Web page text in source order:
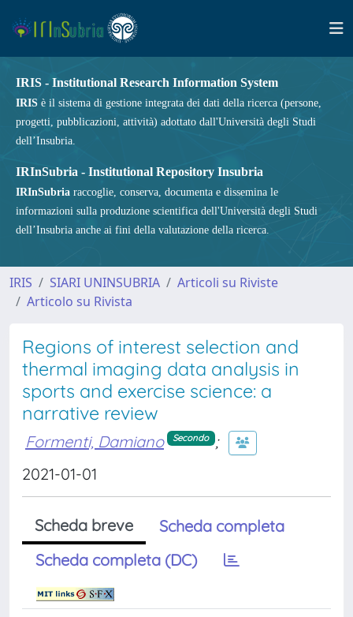
IRIS - Institutional Research Information System
IRIS è il sistema di gestione integrata dei dati della ricerca (persone,
progetti, pubblicazioni, attività) adottato dall'Università degli Studi
dell’Insubria.
IRInSubria - Institutional Repository Insubria
IRInSubria raccoglie, conserva, documenta e dissemina le
informazioni sulla produzione scientifica dell'Università degli Studi
dell’Insubria anche ai fini della valutazione della ricerca.
IRIS SIARI UNINSUBRIA
Articoli su Riviste
Articolo su Rivista
Regions of interest selection and
thermal imaging data analysis in
sports and exercise science: a
narrative review
Formenti, Damiano Secondo ;
2021-01-01
Scheda breve
Scheda completa
Scheda completa (DC)